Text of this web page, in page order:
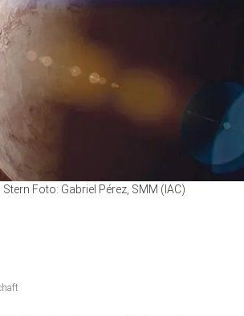
Foto: Gabriel Pérez, SMM (IAC)